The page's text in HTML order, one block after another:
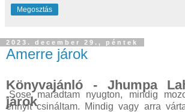
Megosztás
2023. december 29., péntek
Amerre járok
Könyvajánló - Jhumpa
járok
„Sose ​maradtam nyugton, mindig
ennyit csináltam. Mindig vagy arra